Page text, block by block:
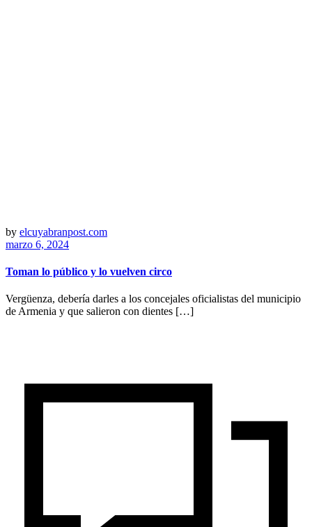
by elcuyabranpost.com
marzo 6, 2024
Toman lo público y lo vuelven circo
Vergüenza, debería darles a los concejales oficialistas del municipio
de Armenia y que salieron con dientes […]